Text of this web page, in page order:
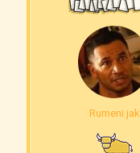
Rumeni jak